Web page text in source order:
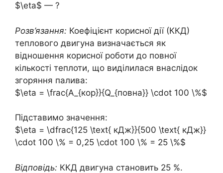
$\eta$ — ?
Розв’язання: Коефіцієнт корисної дії (ККД)
теплового двигуна визначається як
відношення корисної роботи до повної
кількості теплоти, що виділилася внаслідок
згоряння палива:
$\eta = \frac{A_{кор}}{Q_{повна}} \cdot 100 \%$
Підставимо значення:
$\eta = \dfrac{125 \text{ кДж}}{500 \text{ кДж}}
\cdot 100 \% = 0,25 \cdot 100 \% = 25 \%$
Відповідь: ККД двигуна становить 25 %.